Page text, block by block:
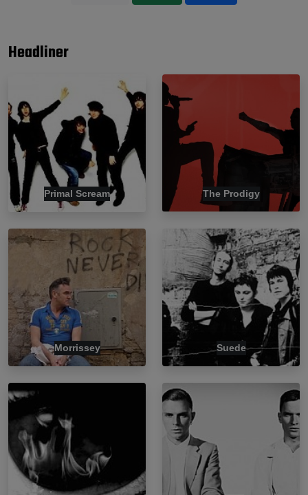
Headliner
Primal Scream The Prodigy
Morrissey Suede